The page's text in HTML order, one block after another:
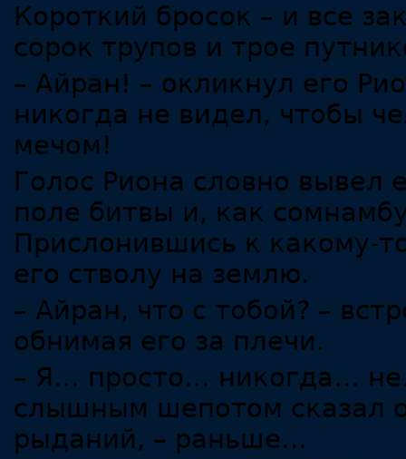
Короткий бросок – и все
сорок трупов и трое
– Айран! – окликнул его
никогда не видел, чтобы
мечом!
Голос Риона словно вывел
поле битвы и, как
Прислонившись к какому-
его стволу на землю.
– Айран, что с тобой? –
обнимая его за плечи.
– Я… просто… никогда…
слышным шепотом сказал
рыданий, – раньше…